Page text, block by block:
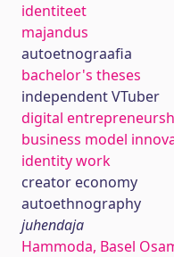
identiteet
majandus
autoetnograafia
bachelor's theses
independent VTuber
digital
business model
identity work
creator economy
autoethnography
juhendaja
Hammoda, Basel